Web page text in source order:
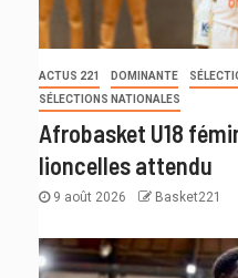
ACTUS 221 DOMINANTE
SÉLECTIONS NATIONALES
Afrobasket U18
lioncelles attendu
9 août 2026 Basket221